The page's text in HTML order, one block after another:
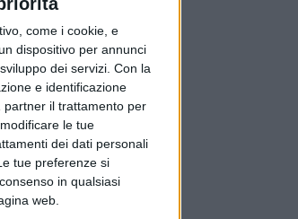
come i cookie, e
dispositivo per annunci
dei servizi. Con la
e identificazione
partner il trattamento per
le tue
dei dati personali
tue preferenze si
in qualsiasi
web.